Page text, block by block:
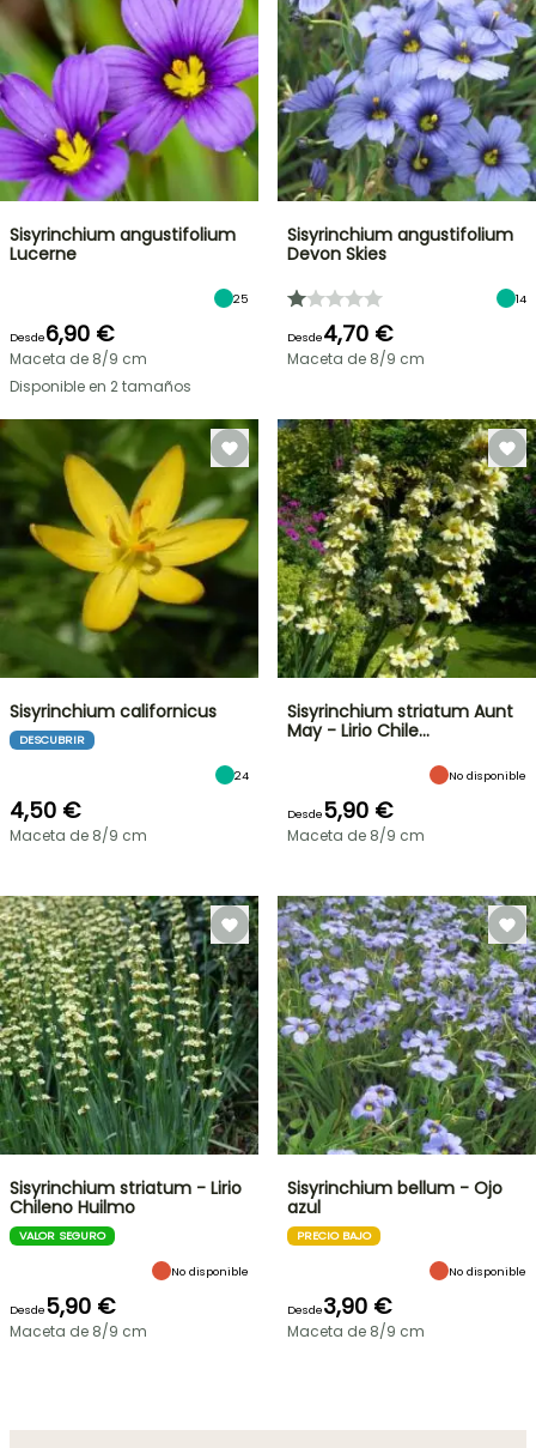
Sisyrinchium angustifolium
Lucerne
25
Desde6,90 €
Maceta de 8/9 cm
Disponible en 2 tamaños
Sisyrinchium angustifolium
Devon Skies
14
Desde4,70 €
Maceta de 8/9 cm
Sisyrinchium californicus
DESCUBRIR
24
4,50 €
Maceta de 8/9 cm
Sisyrinchium striatum Aunt
May - Lirio Chile…
No disponible
Desde5,90 €
Maceta de 8/9 cm
Sisyrinchium striatum - Lirio
Chileno Huilmo
VALOR SEGURO
No disponible
Desde5,90 €
Maceta de 8/9 cm
Sisyrinchium bellum - Ojo
azul
PRECIO BAJO
No disponible
Desde3,90 €
Maceta de 8/9 cm